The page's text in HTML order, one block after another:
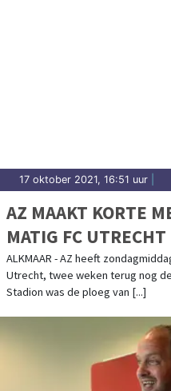
17 oktober 2021, 16:51 uur
AZ MAAKT KORTE
MATIG FC UTRECHT
ALKMAAR - AZ heeft
Utrecht, twee weken terug nog
Stadion was de ploeg van [...]